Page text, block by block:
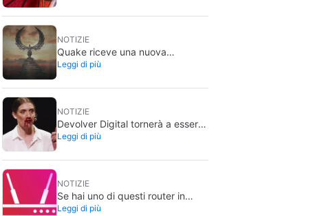
NOTIZIE
Quake riceve una nuova
espansione per il suo 30º
Leggi di più
NOTIZIE
Devolver Digital tornerà a essere
una società privata perché
ammazzerà
Leggi di più
NOTIZIE
Se hai uno di questi router in
casa, la cosa migliore è
Leggi di più